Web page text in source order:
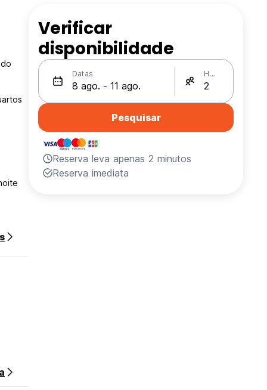
Verificar
disponibilidade
Datas Hóspedes
Pesquisar
Reserva leva apenas 2 minutos
Reserva imediata